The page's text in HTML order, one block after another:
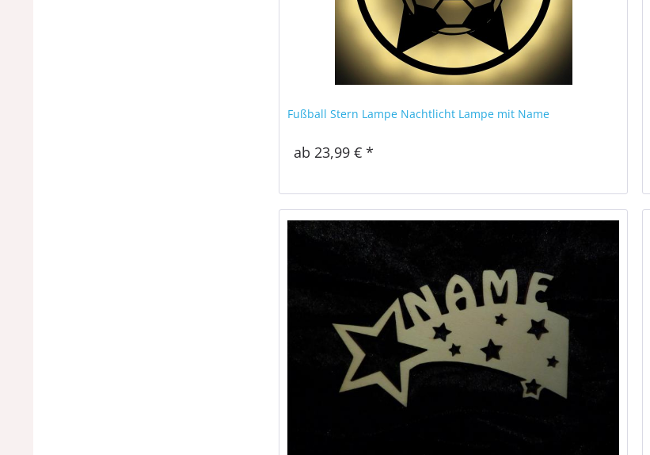
Fußball Stern Lampe Nachtlicht Lampe mit Name
ab 23,99 € *